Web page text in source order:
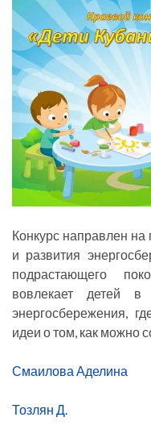
Конкурс направлен
и развития
подрастающего
вовлекает детей
энергосбережения,
идеи о том, как можно
Смаилова Аделина
Тозлян Д.